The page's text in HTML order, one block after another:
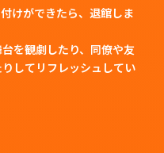
けができたら、退館しま
を観劇したり、同僚や友
してリフレッシュしてい